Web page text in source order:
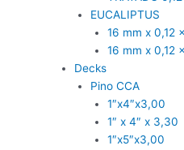
EUCALIPTUS
16 mm x 0,12
16 mm x 0,12
Decks
Pino CCA
1″x4″x3,00
1″ x 4″ x 3,30
1″x5″x3,00